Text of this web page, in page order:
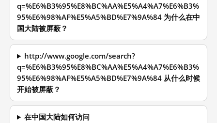
q=%E6%B3%95%E8%BC%AA%E5%A4%A7%E6%B3%
95%E6%98%AF%E5%A5%BD%E7%9A%84 为什么在中
国大陆被屏蔽？
http://www.google.com/search?
q=%E6%B3%95%E8%BC%AA%E5%A4%A7%E6%B3%
95%E6%98%AF%E5%A5%BD%E7%9A%84 从什么时候
开始被屏蔽？
在中国大陆如何访问